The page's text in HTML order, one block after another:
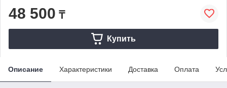
48 500 ₸
Купить
Описание Характеристики Доставка Оплата